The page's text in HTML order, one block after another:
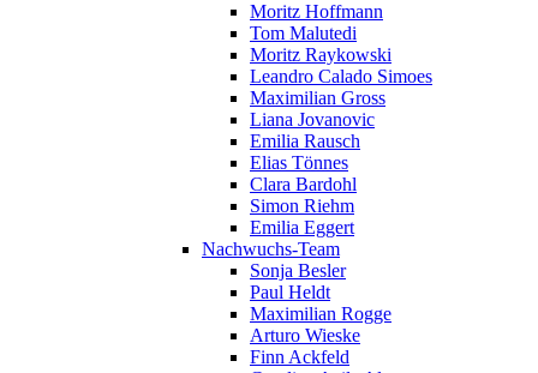
Moritz Hoffmann
Tom Malutedi
Moritz Raykowski
Leandro Calado Simoes
Maximilian Gross
Liana Jovanovic
Emilia Rausch
Elias Tönnes
Clara Bardohl
Simon Riehm
Emilia Eggert
Nachwuchs-Team
Sonja Besler
Paul Heldt
Maximilian Rogge
Arturo Wieske
Finn Ackfeld